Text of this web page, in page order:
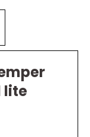
lite